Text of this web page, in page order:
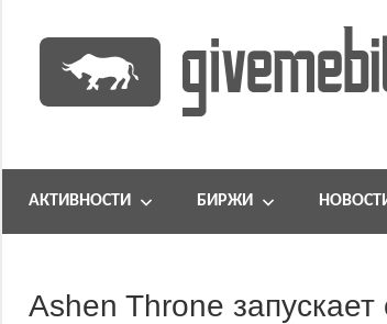
содержимому
GiveMeBit.com
портал
АКТИВНОСТИ БИРЖИ
Ashen Throne